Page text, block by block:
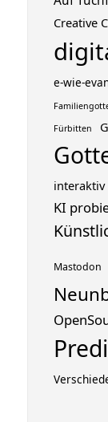
Creative
e-wie-
Fürbitten
interaktiv
KI
Mastodon